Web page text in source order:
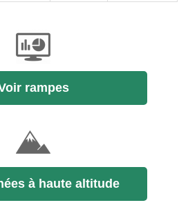
rampes
à haute altitude